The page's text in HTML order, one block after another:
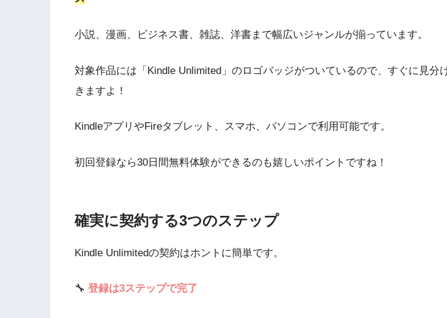
小説、漫画、ビジネス書、雑誌、洋書まで幅広いジャンルが揃っています。
対象作品には「Kindle Unlimited」のロゴバッジがついているので、すぐに見分
きますよ！
KindleアプリやFireタブレット、スマホ、パソコンで利用可能です。
初回登録なら30日間無料体験ができるのも嬉しいポイントですね！
確実に契約する3つのステップ
Kindle Unlimitedの契約はホントに簡単です。
🔧 登録は3ステップで完了